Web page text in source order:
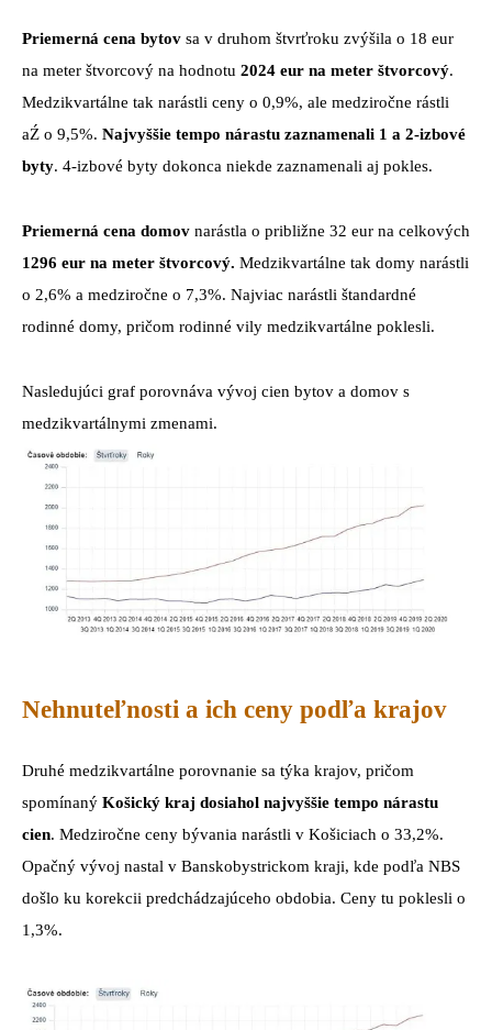
Priemerná cena bytov sa v druhom štvrťroku zvýšila o 18 eur
na meter štvorcový na hodnotu 2024 eur na meter štvorcový.
Medzikvartálne tak narástli ceny o 0,9%, ale medziročne rástli
aŹ o 9,5%. Najvyššie tempo nárastu zaznamenali 1 a 2-izbové
byty. 4-izbové byty dokonca niekde zaznamenali aj pokles.
Priemerná cena domov narástla o približne 32 eur na celkových
1296 eur na meter štvorcový. Medzikvartálne tak domy narástli
o 2,6% a medziročne o 7,3%. Najviac narástli štandardné
rodinné domy, pričom rodinné vily medzikvartálne poklesli.
Nasledujúci graf porovnáva vývoj cien bytov a domov s
medzikvartálnymi zmenami.
Nehnuteľnosti a ich ceny podľa krajov
Druhé medzikvartálne porovnanie sa týka krajov, pričom
spomínaný Košický kraj dosiahol najvyššie tempo nárastu
cien. Medziročne ceny bývania narástli v Košiciach o 33,2%.
Opačný vývoj nastal v Banskobystrickom kraji, kde podľa NBS
došlo ku korekcii predchádzajúceho obdobia. Ceny tu poklesli o
1,3%.